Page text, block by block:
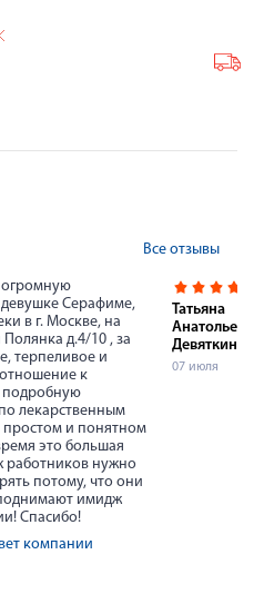
Все отзывы
огромную
девушке Серафиме,
в г. Москве, на
д.4/10 , за
терпеливое и
к
подробную
лекарственным
простом и понятном
это большая
работников нужно
потому, что они
имидж
Спасибо!
компании
Татьяна
Девяткина
07 июля